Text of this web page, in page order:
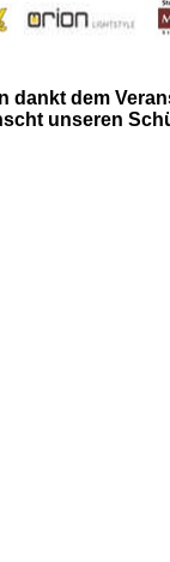
dankt dem
unseren